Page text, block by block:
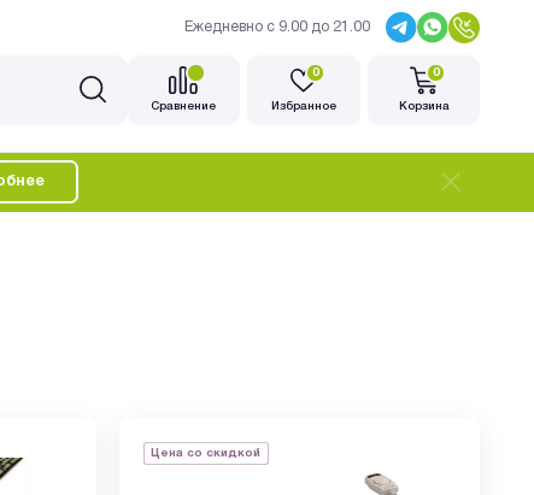
Ежедневно с 9.00 до 21.00
Cравнение
0
Избранное
0
Корзина
Цена со скидкой